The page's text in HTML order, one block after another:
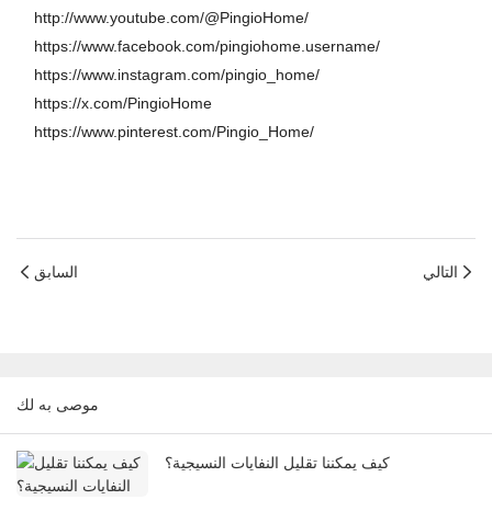
http://www.youtube.com/@PingioHome/
https://www.facebook.com/pingiohome.username/
https://www.instagram.com/pingio_home/
https://x.com/PingioHome
https://www.pinterest.com/Pingio_Home/
السابق التالي
موصى به لك
كيف يمكننا تقليل النفايات النسيجية؟